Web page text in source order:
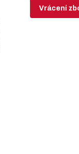
Vrácení